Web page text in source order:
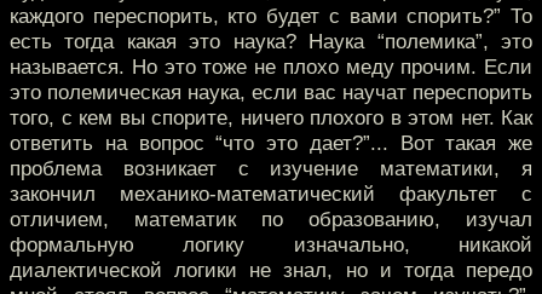
каждого переспорить, кто будет с вами спорить?” То
есть тогда какая это наука? Наука “полемика”, это
называется. Но это тоже не плохо меду прочим. Если
это полемическая наука, если вас научат переспорить
того, с кем вы спорите, ничего плохого в этом нет. Как
ответить на вопрос “что это дает?”... Вот такая же
проблема возникает с изучение математики, я
закончил механико-математический факультет с
отличием, математик по образованию, изучал
формальную логику изначально, никакой
диалектической логики не знал, но и тогда передо